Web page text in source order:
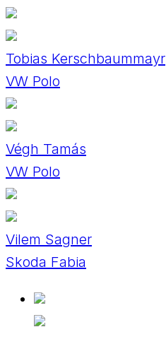
Tobias Kerschbaummayr
VW Polo
Végh Tamás
VW Polo
Vilem Sagner
Skoda Fabia